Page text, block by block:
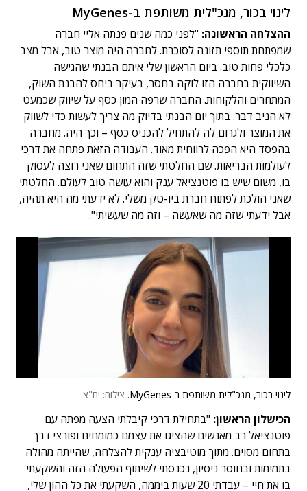
לינוי בכור, מנכ"לית משותפת ב-MyGenes
ההצלחה הראשונה: "לפני כמה שנים פנתה אליי חברה
שמפתחת תוספי תזונה לסוכרת. לחברה היה מוצר טוב, אבל מצב
כלכלי פחות טוב. ביום הראשון שלי איתם הבנתי שהגישה
השיווקית בחברה הזו לוקה בחסר, בעיקר ביחס להבנת השוק,
המתחרים והלקוחות. החברה שרפה המון כסף על שיווק שכמעט
לא הניב דבר. בתוך יום הבנתי בדיוק מה צריך לעשות כדי לשווק
את המוצר ולגרום לה להתחיל להכניס כסף – וכך היה. מחברה
בהפסד היא הפכה לרווחית מאוד. העבודה הזאת פתחה את דרכי
לעולמות הבריאות. שם החלטתי שזה התחום שאני רוצה לעסוק
בו, משום שיש בו פוטנציאל ענק והוא עושה טוב לעולם. החלטתי
שאני הולכת לפתוח חברת ביו-טק משלי. לא ידעתי מה היא תהיה,
אבל ידעתי שזה מה שאעשה – וזה מה שעשיתי".
לינוי בכור, מנכ"לית משותפת ב-MyGenes. צילום: יח"צ
הכישלון הראשון: "בתחילת דרכי קיבלתי הצעה מפתה עם
פוטנציאל רב מאנשים שהציגו את עצמם כמומחים ופורצי דרך
בתחום מסוים. מתוך מוטיבציה ענקית להצלחה, שהייתה מהולה
בתמימות ובחוסר ניסיון, נכנסתי לשיתוף הפעולה הזה והשקעתי
בו את חיי – עבדתי 20 שעות ביממה, השקעתי את כל ההון שלי,